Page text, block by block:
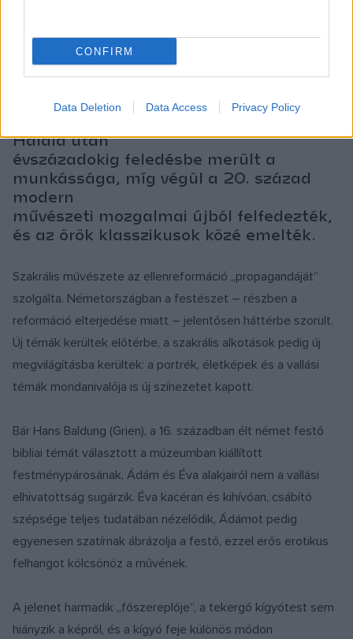
CONFIRM
Data Deletion Data Access Privacy Policy
El Greco magas árat szabott alkotásainak, amivel a szellemi
munka elismertségét kívánta növelni.
Halála után
évszázadokig feledésbe merült a
munkássága, míg végül a 20. század
modern
művészeti mozgalmai újból felfedezték,
és az örök klasszikusok közé emelték.
Szakrális művészete az ellenreformáció „propagandáját”
szolgálta. Németországban a festészet – részben a
reformáció elterjedése miatt – jelentősen háttérbe szorult.
Új témák kerültek előtérbe, a szakrális alkotások pedig új
megvilágításba kerültek: a portrék, életképek és a vallási
témák mondanivalója is új színezetet kapott.
Bár Hans Baldung (Grien), a 16. században élt német festő
bibliai témát választott a múzeumban kiállított
festménypárosának, Ádám és Éva alakjairól nem a vallási
elhivatottság sugárzik. Éva kacéran és kihívóan, csábító
szépsége teljes tudatában nézelődik, Ádámot pedig
egyenesen szatírnak ábrázolja a festő, ezzel erős erotikus
felhangot kölcsönöz a művének.
A jelenet harmadik „főszereplője”, a tekergő kígyótest sem
hiányzik a képről, és a kígyó feje különös módon